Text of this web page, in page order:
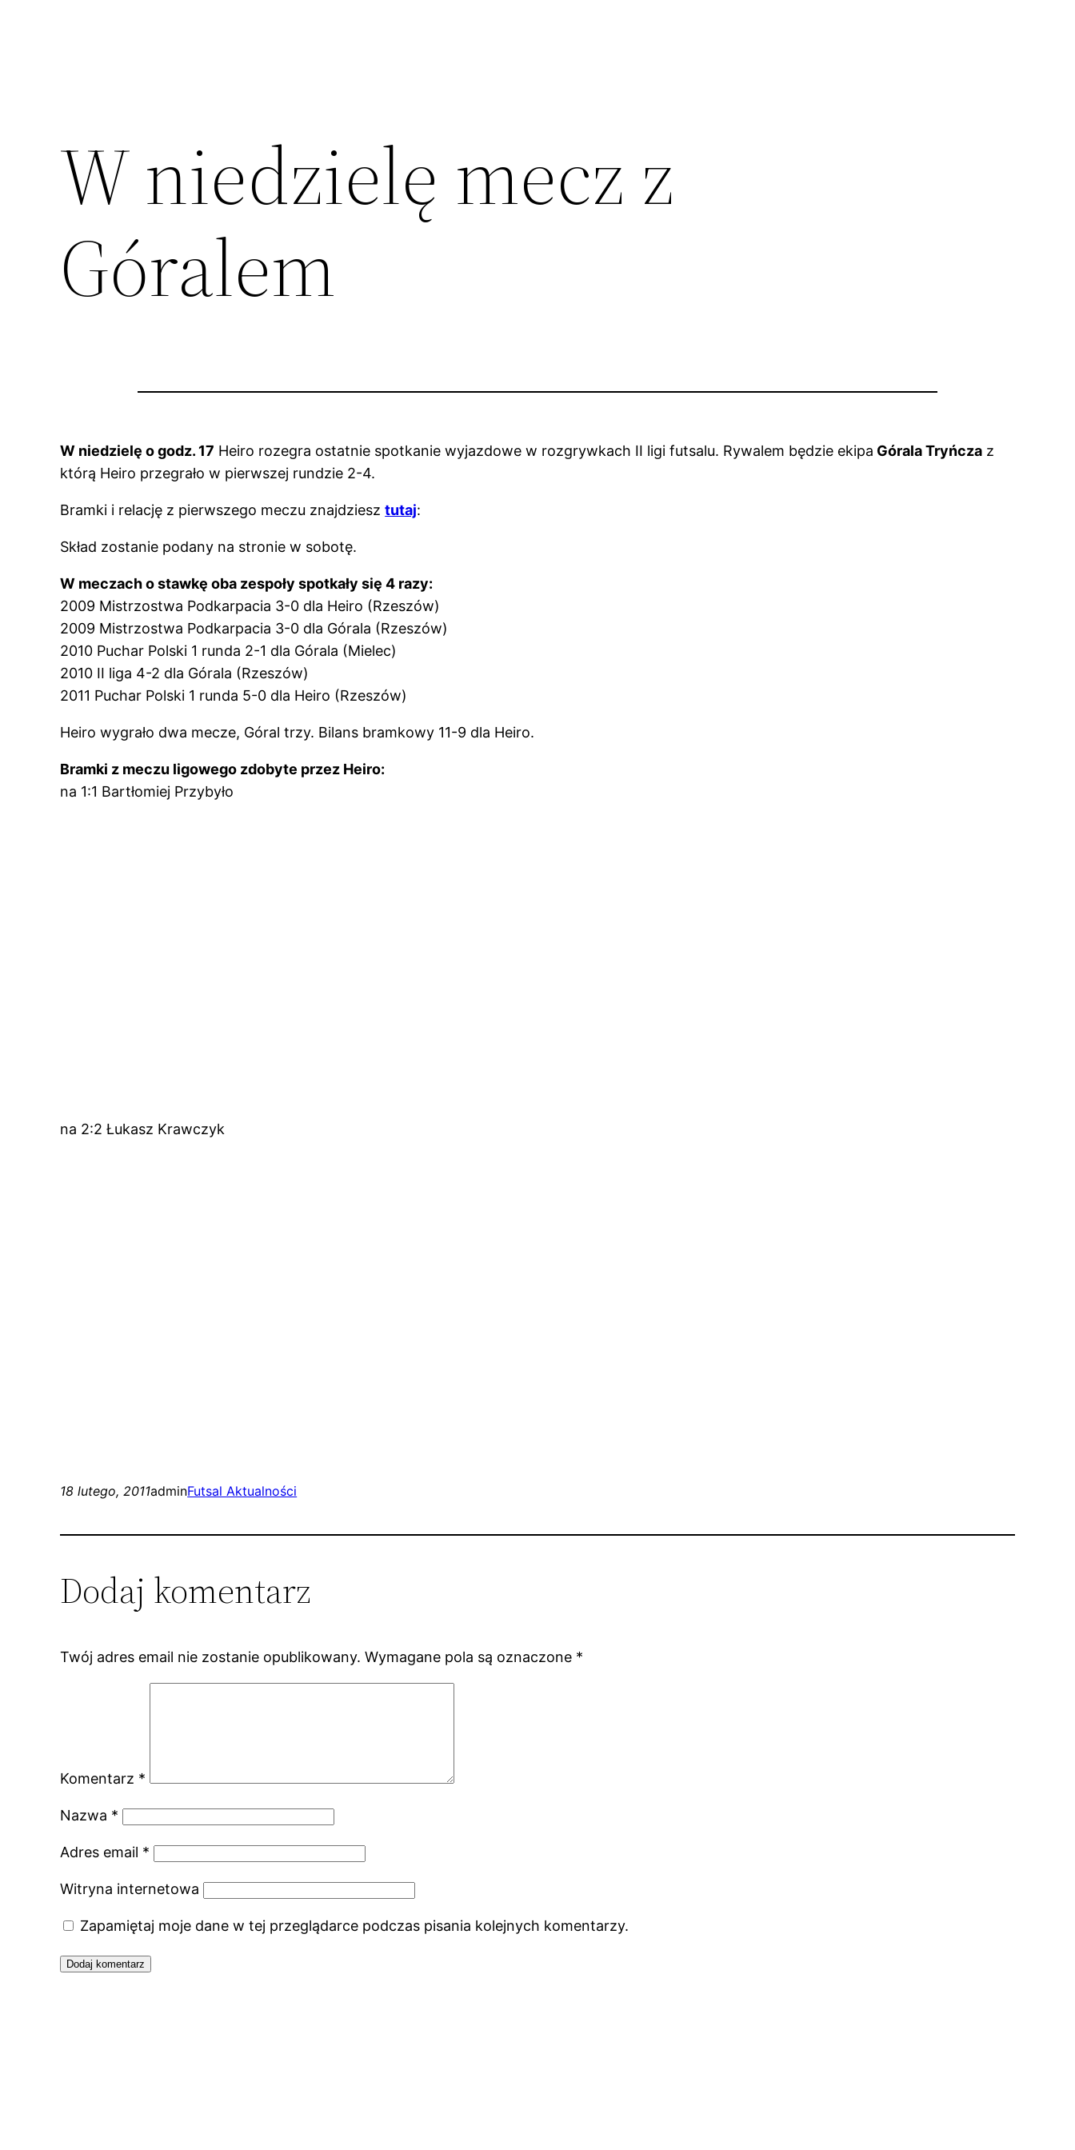
W niedzielę mecz z
Góralem
W niedzielę o godz. 17 Heiro rozegra ostatnie spotkanie wyjazdowe w rozgrywkach II ligi futsalu. Rywalem będzie ekipa Górala Tryńcza z
którą Heiro przegrało w pierwszej rundzie 2-4.
Bramki i relację z pierwszego meczu znajdziesztutaj:
Skład zostanie podany na stronie w sobotę.
W meczach o stawkę oba zespoły spotkały się 4 razy:
2009 Mistrzostwa Podkarpacia 3-0 dla Heiro (Rzeszów)
2009 Mistrzostwa Podkarpacia 3-0 dla Górala (Rzeszów)
2010 Puchar Polski 1 runda 2-1 dla Górala (Mielec)
2010 II liga 4-2 dla Górala (Rzeszów)
2011 Puchar Polski 1 runda 5-0 dla Heiro (Rzeszów)
Heiro wygrało dwa mecze, Góral trzy. Bilans bramkowy 11-9 dla Heiro.
Bramki z meczu ligowego zdobyte przez Heiro:
na 1:1 Bartłomiej Przybyło
na 2:2 Łukasz Krawczyk
18 lutego, 2011adminFutsal Aktualności
Dodaj komentarz
Twój adres email nie zostanie opublikowany. Wymagane pola są oznaczone *
Komentarz *
Nazwa *
Adres email *
Witryna internetowa
Zapamiętaj moje dane w tej przeglądarce podczas pisania kolejnych komentarzy.